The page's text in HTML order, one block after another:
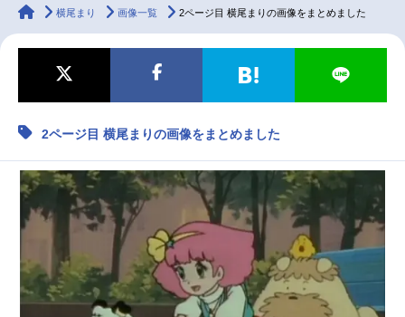
ラジオ みんなの声
マンガ・ラノベ ゲーム・アプリ 音楽 コスプレ
配信・Vtuber トレンド
最新記事一覧
アニメ記事一覧 声優記事一覧
アニメ映画一覧 実写化映画一覧
今期アニメ曜日別一覧
animateTimes
横尾まり 画像一覧 2ページ目 横尾まりの画像をまとめました
2ページ目 横尾まりの画像をまとめました